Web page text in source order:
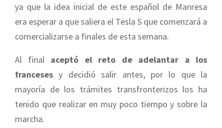
ya que la idea inicial de este español de Manresa
era esperar a que saliera el Tesla S que comenzará a
comercializarse a finales de esta semana.
Al final aceptó el reto de adelantar a los
franceses y decidió salir antes, por lo que la
mayoría de los trámites transfronterizos los ha
tenido que realizar en muy poco tiempo y sobre la
marcha.